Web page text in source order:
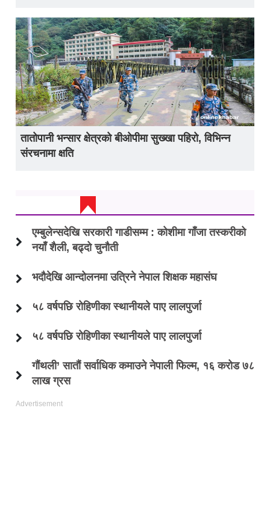
तातोपानी भन्सार क्षेत्रको बीओपीमा सुख्खा पहिरो, विभिन्न
संरचनामा क्षति
एम्बुलेन्सदेखि सरकारी गाडीसम्म : कोशीमा गाँजा तस्करीको
नयाँ शैली, बढ्दो चुनौती
भदौदेखि आन्दोलनमा उत्रिने नेपाल शिक्षक महासंघ
५८ वर्षपछि रोहिणीका स्थानीयले पाए लालपुर्जा
५८ वर्षपछि रोहिणीका स्थानीयले पाए लालपुर्जा
गौंथली’ सातौं सर्वाधिक कमाउने नेपाली फिल्म, १६ करोड ७८
लाख ग्रस